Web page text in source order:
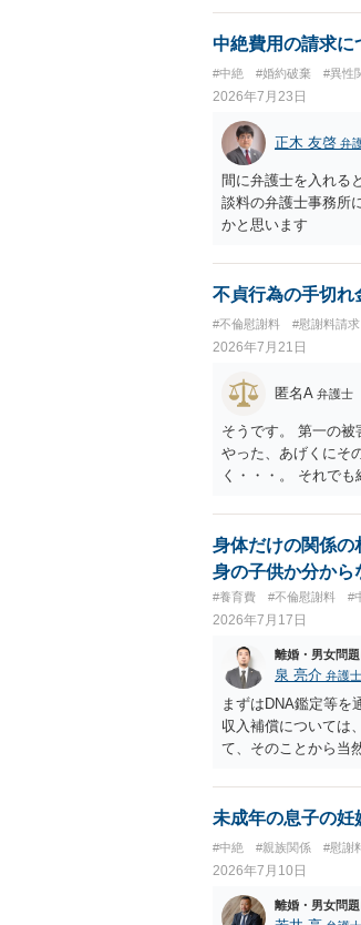
ものではない」旨を
間に限る」と対象を
されている」「夫
性があります。そ
す。示談金１８０万
内容、妊娠・中絶に
精神的負担が考慮さ
婚期待を理由とする
額は、夫が不貞相手
婦関係への影響、
護士への個別相談も
中絶費用の請求に
#中絶 #婚約破棄 #異性
2026年7月23日
正木 友啓 弁
間に弁護士を入れる
談料の弁護士事務所
かと思います
不貞行為の手切れ
#不倫慰謝料 #慰謝料請
2026年7月21日
匿名A 弁護士
そうです。 第一の
やった、あげくにそ
く・・・。 それで
身体だけの関係の
身の子供か分から
#養育費 #不倫慰謝料 #
2026年7月17日
離婚・男女問
泉 亮介 弁護士
まずはDNA鑑定等を
収入補償については
て、そのことから当
う。
未成年の息子の妊
#中絶 #親族関係 #慰謝
2026年7月10日
離婚・男女問